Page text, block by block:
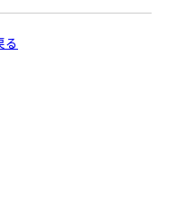
る